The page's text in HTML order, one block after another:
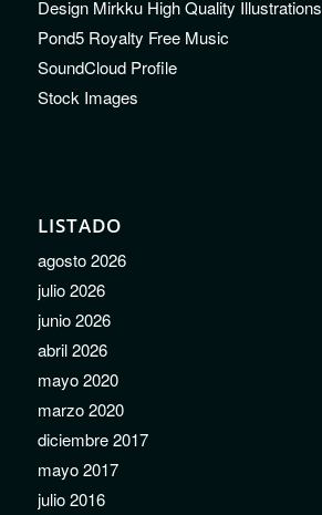
Design Mirkku High Quality Illustrations
Pond5 Royalty Free Music
SoundCloud Profile
Stock Images
LISTADO
agosto 2026
julio 2026
junio 2026
abril 2026
mayo 2020
marzo 2020
diciembre 2017
mayo 2017
julio 2016